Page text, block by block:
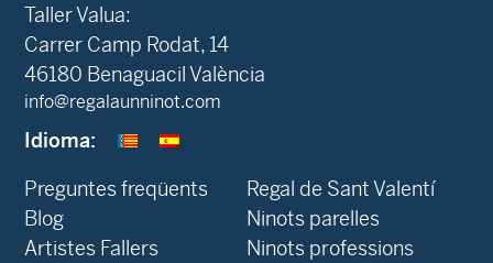
Taller Valua:
Carrer Camp Rodat, 14
46180 Benaguacil València
info@regalaunninot.com
Idioma:
Preguntes freqüents
Blog
‍Artistes Fallers
Regal de Sant Valentí
Ninots parelles
Ninots professions